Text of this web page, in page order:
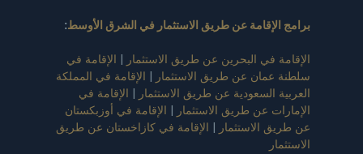
برامج الإقامة عن طريق الاستثمار في الشرق الأوسط:
الإقامة في البحرين عن طريق الاستثمار | الإقامة في
سلطنة عمان عن طريق الاستثمار | الإقامة في المملكة
العربية السعودية عن طريق الاستثمار | الإقامة في
الإمارات عن طريق الاستثمار | الإقامة في أوزبكستان
عن طريق الاستثمار | الإقامة في كازاخستان عن طريق
الاستثمار